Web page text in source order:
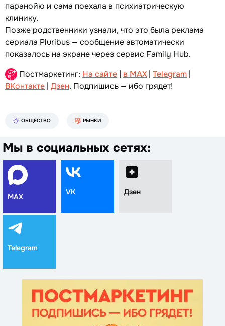
паранойю и сама поехала в психиатрическую
клинику.
Позже родственники узнали, что это была реклама
сериала Pluribus — сообщение автоматически
показалось на экране через сервис Family Hub.
Постмаркетинг: На сайте | в MAX | Telegram |
ВКонтакте | Дзен. Подпишись — ибо грядет!
ОБЩЕСТВО РЫНКИ
Мы в социальных сетях:
MAX
VK Дзен
Telegram